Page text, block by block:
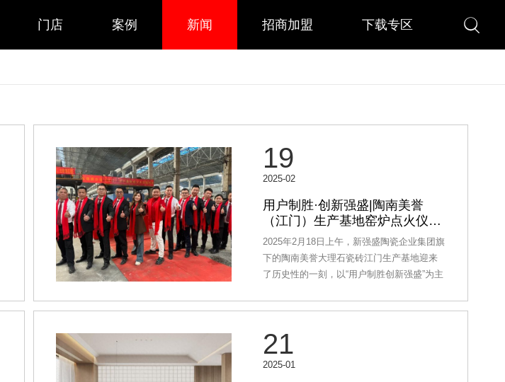
门店 案例 新闻 招商加盟 下载专区 
19
2025-02
用户制胜·创新强盛|陶南美誉
（江门）生产基地窑炉点火仪式
圆满成功
2025年2月18日上午，新强盛陶瓷企业集团旗
下的陶南美誉大理石瓷砖江门生产基地迎来
了历史性的一刻，以“用户制胜创新强盛”为主
志着新强盛企业迈入全新的发展阶段。点火
仪式现场上午9时，点火仪式正式启动。新强
21
2025-01